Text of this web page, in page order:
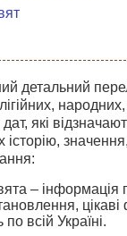
детальний
які
історію,
– інформація
цікаві
всій Україні.